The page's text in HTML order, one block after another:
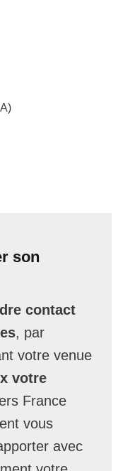
son
contact
, par
votre venue
votre
France
vous
avec